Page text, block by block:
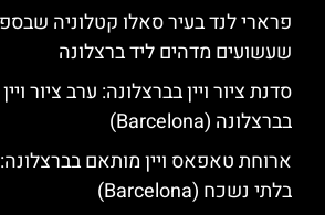
פרארי לנד בעיר סאלו קטלוניה
שעשועים מדהים ליד ברצלונה
סדנת ציור ויין בברצלונה: ערב ציור
בברצלונה (Barcelona)
ארוחת טאפאס ויין מותאם בברצלונה:
בלתי נשכח (Barcelona)